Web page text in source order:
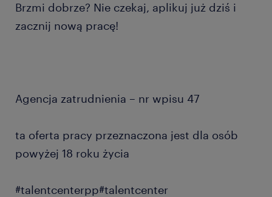
Brzmi dobrze? Nie czekaj, aplikuj już dziś i
zacznij nową pracę!
Agencja zatrudnienia – nr wpisu 47
ta oferta pracy przeznaczona jest dla osób
powyżej 18 roku życia
#talentcenterpp#talentcenter